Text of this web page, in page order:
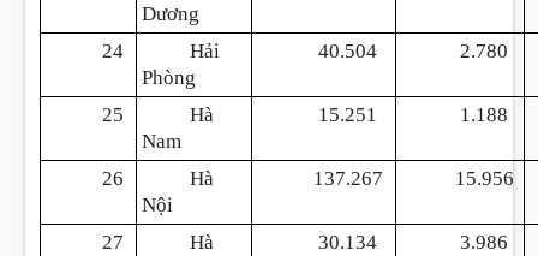
Dương
24
Hải
Phòng
40.504 2.780
25
Hà
Nam
15.251 1.188
26
Hà
Nội
137.267 15.956
27
Hà
30.134 3.986